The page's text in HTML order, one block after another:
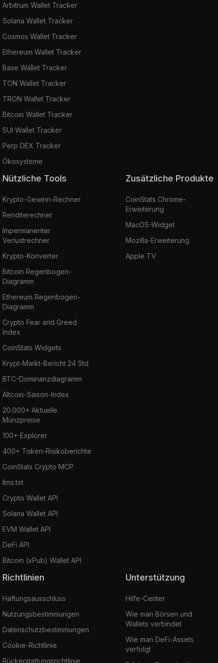
Arbitrum Wallet Tracker
Solana Wallet Tracker
Cosmos Wallet Tracker
Ethereum Wallet Tracker
Base Wallet Tracker
TON Wallet Tracker
TRON Wallet Tracker
Bitcoin Wallet Tracker
SUI Wallet Tracker
Perp DEX Tracker
Ökosysteme
Nützliche Tools
Krypto-Gewinn-Rechner
Renditerechner
Impermanenter
Verlustrechner
Krypto-Konverter
Bitcoin Regenbogen-
Diagramm
Ethereum Regenbogen-
Diagramm
Crypto Fear and Greed
Index
CoinStats Widgets
Krypt-Markt-Bericht 24 Std
BTC-Dominanzdiagramm
Altcoin-Saison-Index
20.000+ Aktuelle
Münzpreise
100+ Explorer
400+ Token-Risikoberichte
CoinStats Crypto MCP
llms.txt
Crypto Wallet API
Solana Wallet API
EVM Wallet API
DeFi API
Bitcoin (xPub) Wallet API
Zusätzliche Produkte
CoinStats Chrome-
Erweiterung
MacOS-Widget
Mozilla-Erweiterung
Apple TV
Richtlinien
Haftungsausschluss
Nutzungsbestimmungen
Datenschutzbestimmungen
Cookie-Richtlinie
Rückerstattungsrichtlinie
Unterstützung
Hilfe-Center
Wie man Börsen und
Wallets verbindet
Wie man DeFi-Assets
verfolgt